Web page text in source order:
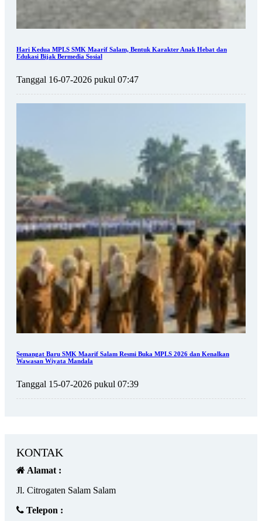
Hari Kedua MPLS SMK Maarif Salam, Bentuk Karakter Anak Hebat dan
Edukasi Bijak Bermedia Sosial
Tanggal 16-07-2026 pukul 07:47
Semangat Baru SMK Maarif Salam Resmi Buka MPLS 2026 dan Kenalkan
Wawasan Wiyata Mandala
Tanggal 15-07-2026 pukul 07:39
KONTAK
Alamat :
Jl. Citrogaten Salam Salam
Telepon :